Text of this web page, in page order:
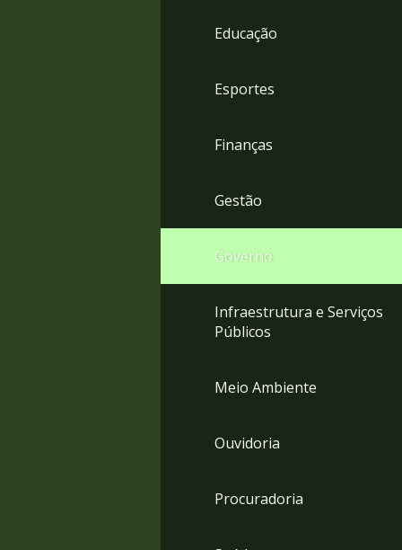
Educação
Esportes
Finanças
Gestão
Governo
Infraestrutura e Serviços
Públicos
Meio Ambiente
Ouvidoria
Procuradoria